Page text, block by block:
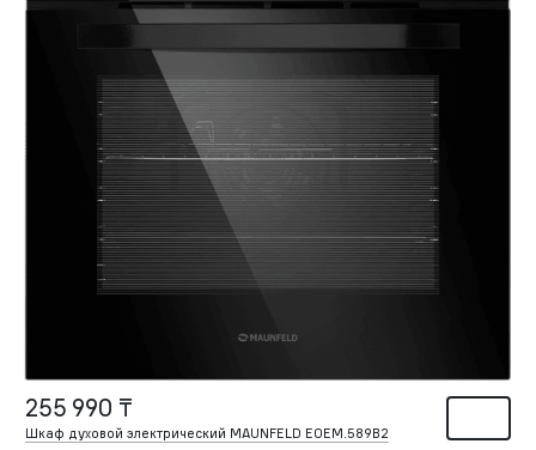
255 990 ₸
Шкаф духовой электрический MAUNFELD EOEM.589B2